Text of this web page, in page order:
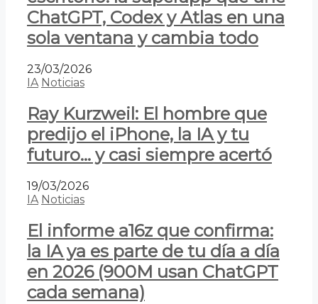
ChatGPT, Codex y Atlas en una
sola ventana y cambia todo
23/03/2026
IA Noticias
Ray Kurzweil: El hombre que
predijo el iPhone, la IA y tu
futuro… y casi siempre acertó
19/03/2026
IA Noticias
El informe a16z que confirma:
la IA ya es parte de tu día a día
en 2026 (900M usan ChatGPT
cada semana)